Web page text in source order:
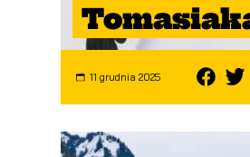
11 grudnia 2025